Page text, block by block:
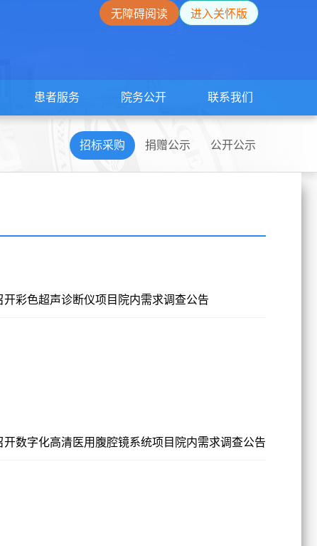
无障碍阅读 进入关怀版
患者服务 院务公开 联系我们
招标采购 捐赠公示 公开公示
彩色超声诊断仪项目院内需求调查公告
数字化高清医用腹腔镜系统项目院内需求调查公告